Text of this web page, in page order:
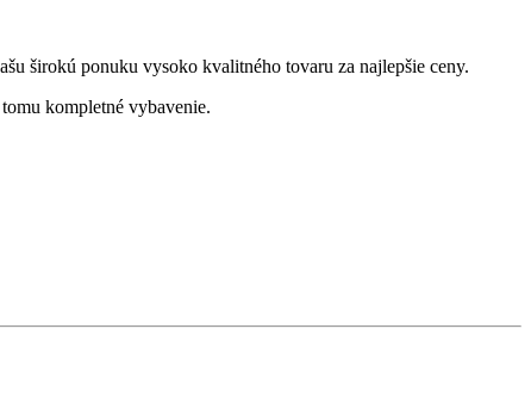
širokú ponuku vysoko kvalitného tovaru za najlepšie ceny.
kompletné vybavenie.